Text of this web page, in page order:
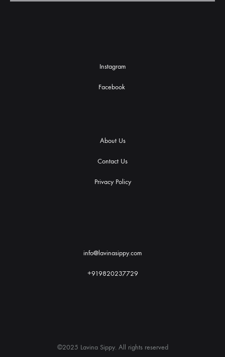
Instagram
Facebook
About Us
Contact Us
Privacy Policy
info@lavinasippy.com
+919820237729
©2025 Lavina Sippy. All rights reserved